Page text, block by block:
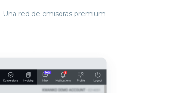
Una red de emisoras premium